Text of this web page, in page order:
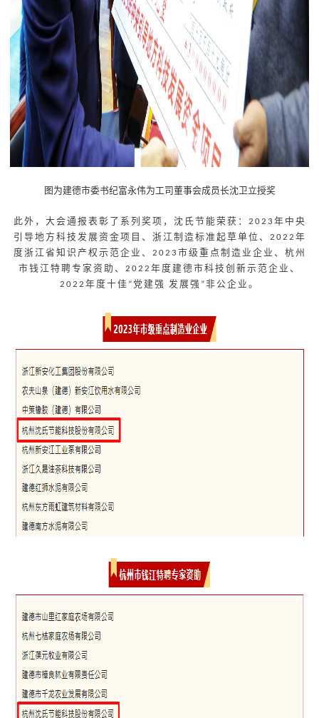
图为建德市委书纪富永伟为工司董事会成员长沈卫立授奖
此外，大会通报表彰了系列奖项， 沈氏节能荣获： 2023 年中央
引导地方科技发展资金项目、浙江制造标准起草单位、 2022 年
度浙江省知识产权示范企业、 2023 市级重点制造业企业、杭州
市钱江特聘专家资助、 2022 年度建德市科技创新示范企业、
2022 年度十佳 “ 党建强 发展强 ”非公企业。